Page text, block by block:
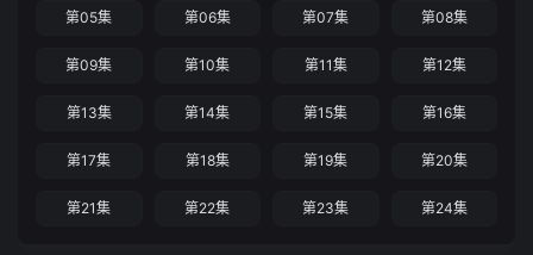
第05集 第06集 第07集 第08集
第09集 第10集 第11集 第12集
第13集 第14集 第15集 第16集
第17集 第18集 第19集 第20集
第21集 第22集 第23集 第24集